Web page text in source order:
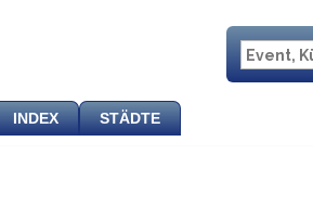
INDEX STÄDTE
1 Center, Sacramento,